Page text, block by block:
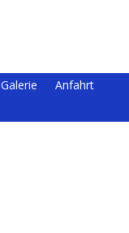
Galerie
Anfahrt